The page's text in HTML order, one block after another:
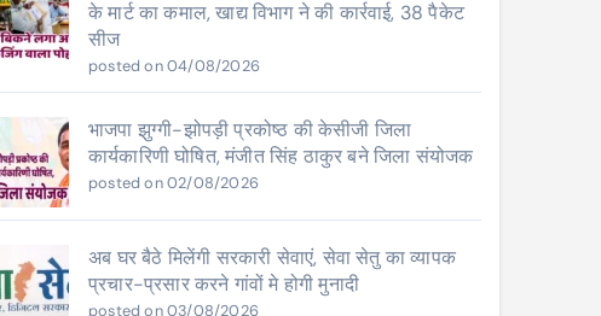
के मार्ट का कमाल, खाद्य विभाग ने की कार्रवाई, 38 पैकेट
सीज
posted on 04/08/2026
भाजपा झुग्गी-झोपड़ी प्रकोष्ठ की केसीजी जिला
कार्यकारिणी घोषित, मंजीत सिंह ठाकुर बने जिला संयोजक
posted on 02/08/2026
अब घर बैठे मिलेंगी सरकारी सेवाएं, सेवा सेतु का व्यापक
प्रचार-प्रसार करने गांवों मे होगी मुनादी
posted on 03/08/2026